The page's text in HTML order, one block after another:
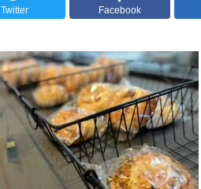
Twitter Facebook